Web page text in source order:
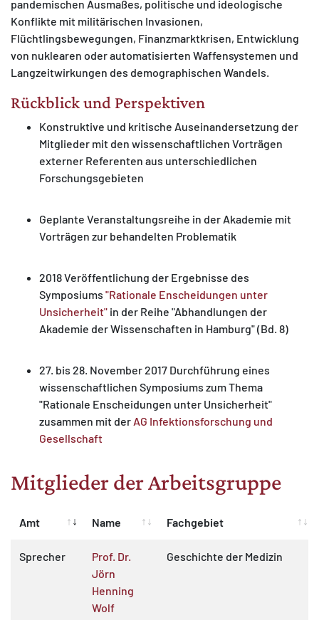
pandemischen Ausmaßes, politische und ideologische
Konflikte mit militärischen Invasionen,
Flüchtlingsbewegungen, Finanzmarktkrisen, Entwicklung
von nuklearen oder automatisierten Waffensystemen und
Langzeitwirkungen des demographischen Wandels.
Rückblick und Perspektiven
Konstruktive und kritische Auseinandersetzung der
Mitglieder mit den wissenschaftlichen Vorträgen
externer Referenten aus unterschiedlichen
Forschungsgebieten
Geplante Veranstaltungsreihe in der Akademie mit
Vorträgen zur behandelten Problematik
2018 Veröffentlichung der Ergebnisse des
Symposiums "Rationale Enscheidungen unter
Unsicherheit" in der Reihe "Abhandlungen der
Akademie der Wissenschaften in Hamburg" (Bd. 8)
27. bis 28. November 2017 Durchführung eines
wissenschaftlichen Symposiums zum Thema
"Rationale Enscheidungen unter Unsicherheit"
zusammen mit der AG Infektionsforschung und
Gesellschaft
Mitglieder der Arbeitsgruppe
Amt Name Fachgebiet
Sprecher
Prof. Dr.
Jörn
Henning
Wolf
Geschichte der Medizin